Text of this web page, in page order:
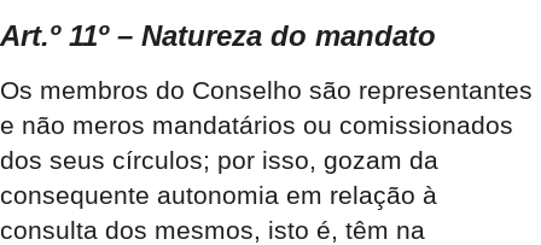
Art.º 11º – Natureza do mandato
Os membros do Conselho são representantes
e não meros mandatários ou comissionados
dos seus círculos; por isso, gozam da
consequente autonomia em relação à
consulta dos mesmos, isto é, têm na